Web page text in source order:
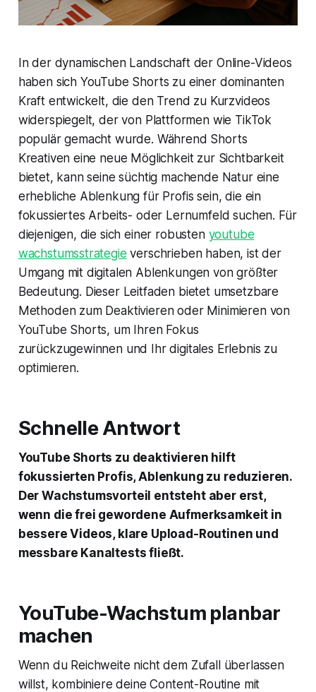
In der dynamischen Landschaft der Online-Videos
haben sich YouTube Shorts zu einer dominanten
Kraft entwickelt, die den Trend zu Kurzvideos
widerspiegelt, der von Plattformen wie TikTok
populär gemacht wurde. Während Shorts
Kreativen eine neue Möglichkeit zur Sichtbarkeit
bietet, kann seine süchtig machende Natur eine
erhebliche Ablenkung für Profis sein, die ein
fokussiertes Arbeits- oder Lernumfeld suchen. Für
diejenigen, die sich einer robusten youtube
wachstumsstrategie verschrieben haben, ist der
Umgang mit digitalen Ablenkungen von größter
Bedeutung. Dieser Leitfaden bietet umsetzbare
Methoden zum Deaktivieren oder Minimieren von
YouTube Shorts, um Ihren Fokus
zurückzugewinnen und Ihr digitales Erlebnis zu
optimieren.
Schnelle Antwort
YouTube Shorts zu deaktivieren hilft
fokussierten Profis, Ablenkung zu reduzieren.
Der Wachstumsvorteil entsteht aber erst,
wenn die frei gewordene Aufmerksamkeit in
bessere Videos, klare Upload-Routinen und
messbare Kanaltests fließt.
YouTube-Wachstum planbar
machen
Wenn du Reichweite nicht dem Zufall überlassen
willst, kombiniere deine Content-Routine mit